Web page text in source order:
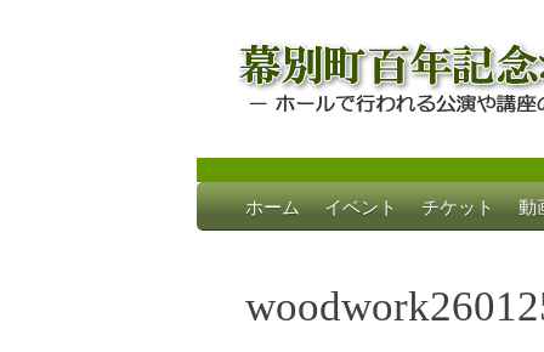
幕別町百年記
ホールで行われる公演や講座のご案内
Skip
to
ホーム イベント チケット 動